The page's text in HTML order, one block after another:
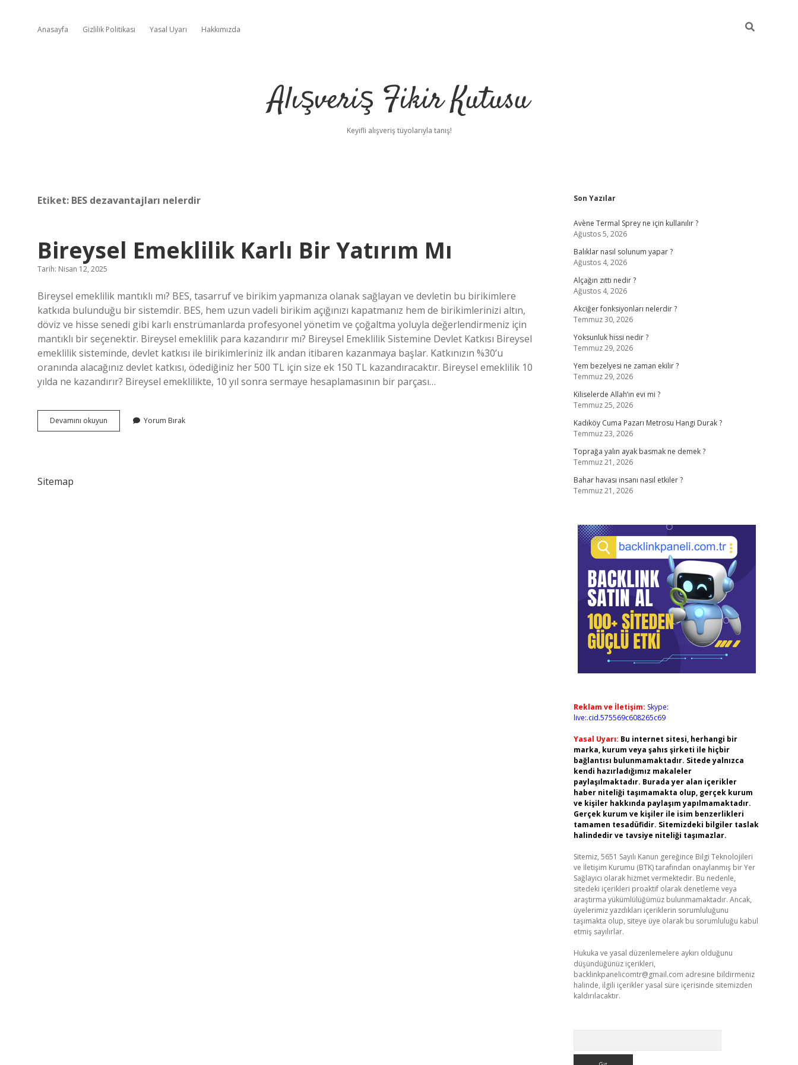
Anasayfa Gizlilik Politikası Yasal Uyarı Hakkımızda
Alışveriş Fikir Kutusu
Keyifli alışveriş tüyolarıyla tanış!
Etiket: BES dezavantajları nelerdir
Bireysel Emeklilik Karlı Bir Yatırım Mı
Tarih: Nisan 12, 2025
Bireysel emeklilik mantıklı mı? BES, tasarruf ve birikim yapmanıza olanak sağlayan ve devletin bu birikimlere
katkıda bulunduğu bir sistemdir. BES, hem uzun vadeli birikim açığınızı kapatmanız hem de birikimlerinizi altın,
döviz ve hisse senedi gibi karlı enstrümanlarda profesyonel yönetim ve çoğaltma yoluyla değerlendirmeniz için
mantıklı bir seçenektir. Bireysel emeklilik para kazandırır mı? Bireysel Emeklilik Sistemine Devlet Katkısı Bireysel
emeklilik sisteminde, devlet katkısı ile birikimleriniz ilk andan itibaren kazanmaya başlar. Katkınızın %30’u
oranında alacağınız devlet katkısı, ödediğiniz her 500 TL için size ek 150 TL kazandıracaktır. Bireysel emeklilik 10
yılda ne kazandırır? Bireysel emeklilikte, 10 yıl sonra sermaye hesaplamasının bir parçası…
Devamını okuyun Bireysel
Emeklilik
Yorum Bırak
Sitemap
Sidebar
Son Yazılar
Avène Termal Sprey ne için kullanılır ?
Ağustos 5, 2026
Balıklar nasıl solunum yapar ?
Ağustos 4, 2026
Alçağın zıttı nedir ?
Ağustos 4, 2026
Akciğer fonksiyonları nelerdir ?
Temmuz 30, 2026
Yoksunluk hissi nedir ?
Temmuz 29, 2026
Yem bezelyesi ne zaman ekilir ?
Temmuz 29, 2026
Kiliselerde Allah’ın evi mi ?
Temmuz 25, 2026
Kadıköy Cuma Pazarı Metrosu Hangi Durak ?
Temmuz 23, 2026
Toprağa yalın ayak basmak ne demek ?
Temmuz 21, 2026
Bahar havası insanı nasıl etkiler ?
Temmuz 21, 2026
Reklam ve İletişim: Skype:
live:.cid.575569c608265c69
Yasal Uyarı: Bu internet sitesi, herhangi bir
marka, kurum veya şahıs şirketi ile hiçbir
bağlantısı bulunmamaktadır. Sitede yalnızca
kendi hazırladığımız makaleler
paylaşılmaktadır. Burada yer alan içerikler
haber niteliği taşımamakta olup, gerçek kurum
ve kişiler hakkında paylaşım yapılmamaktadır.
Gerçek kurum ve kişiler ile isim benzerlikleri
tamamen tesadüfidir. Sitemizdeki bilgiler taslak
halindedir ve tavsiye niteliği taşımazlar.
Sitemiz, 5651 Sayılı Kanun gereğince Bilgi Teknolojileri
ve İletişim Kurumu (BTK) tarafından onaylanmış bir Yer
Sağlayıcı olarak hizmet vermektedir. Bu nedenle,
sitedeki içerikleri proaktif olarak denetleme veya
araştırma yükümlülüğümüz bulunmamaktadır. Ancak,
üyelerimiz yazdıkları içeriklerin sorumluluğunu
taşımakta olup, siteye üye olarak bu sorumluluğu kabul
etmiş sayılırlar.
Hukuka ve yasal düzenlemelere aykırı olduğunu
düşündüğünüz içerikleri,
backlinkpanelicomtr@gmail.com adresine bildirmeniz
halinde, ilgili içerikler yasal süre içerisinde sitemizden
kaldırılacaktır.